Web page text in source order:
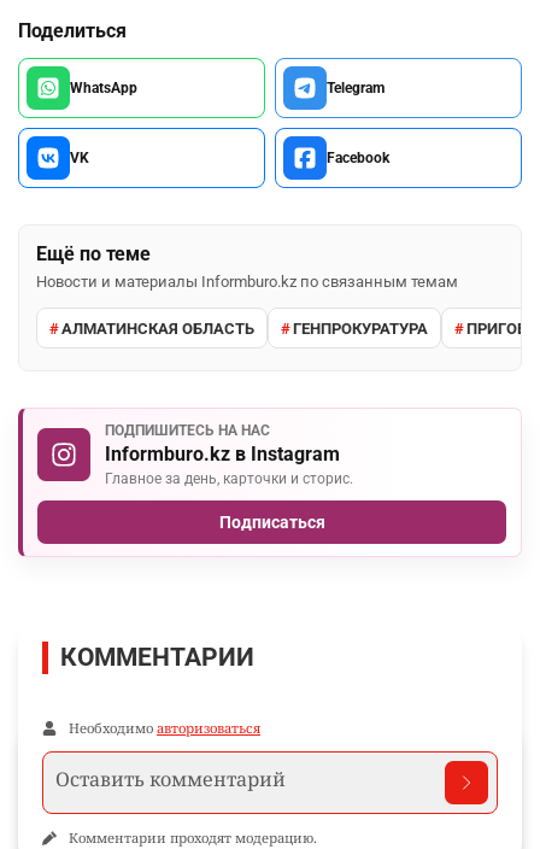
Поделиться
WhatsApp Telegram
VK Facebook
Ещё по теме
Новости и материалы Informburo.kz по связанным темам
АЛМАТИНСКАЯ ОБЛАСТЬ ГЕНПРОКУРАТУРА
ПОДПИШИТЕСЬ НА НАС
Informburo.kz в Instagram
Главное за день, карточки и сторис.
Подписаться
КОММЕНТАРИИ
Необходимо авторизоваться
Комментарии проходят модерацию.